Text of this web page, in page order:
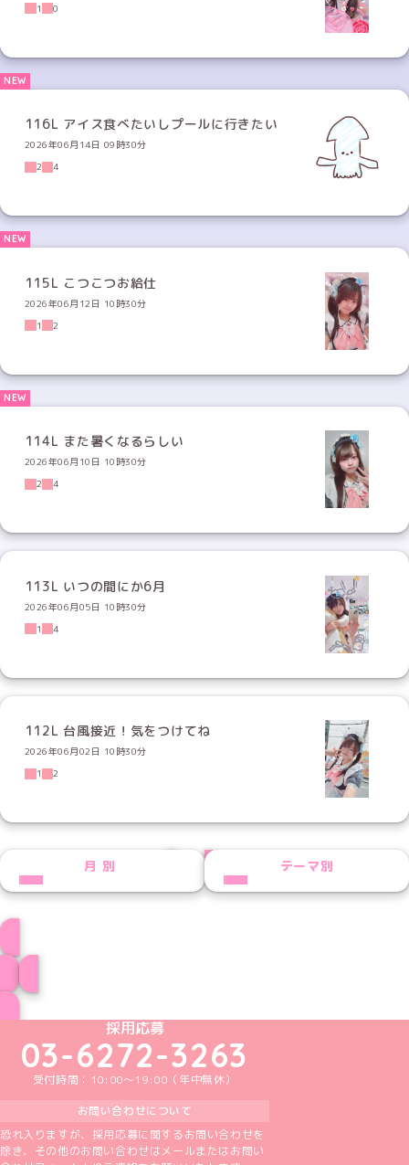
1
0
116L アイス食べたいしプールに行きたい
2026年06月14日 09時30分
2
4
115L こつこつお給仕
2026年06月12日 10時30分
1
2
114L また暑くなるらしい
2026年06月10日 10時30分
2
4
113L いつの間にか6月
2026年06月05日 10時30分
1
4
112L 台風接近！気をつけてね
2026年06月02日 10時30分
1
2
PREVNEXT
月別 テーマ別
めいどりーみんTikTok公式アカウント
めいどりーみんX公式アカウント
めいどりーみんInstagram公式アカウント
めいどりーみんFacebook公式アカウン
めいどりーみんYouTube公式アカ
採用応募
03-6272-3263
受付時間：10:00～19:00（年中無休）
お問い合わせについて
恐れ入りますが、採用応募に関するお問い合わせを
除き、その他のお問い合わせはメールまたはお問い